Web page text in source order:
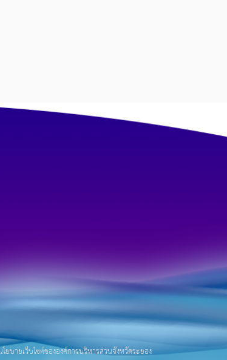
ยบายเว็บไซต์ขององค์การบริหารส่วนจังหวัดระยอง